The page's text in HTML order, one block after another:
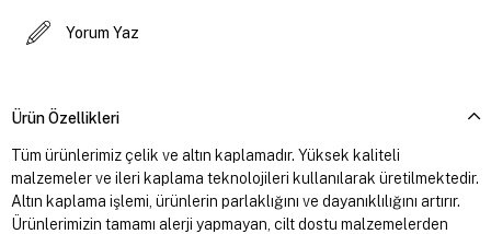
Yorum Yaz
Ürün Özellikleri
Tüm ürünlerimiz çelik ve altın kaplamadır. Yüksek kaliteli
malzemeler ve ileri kaplama teknolojileri kullanılarak üretilmektedir.
Altın kaplama işlemi, ürünlerin parlaklığını ve dayanıklılığını artırır.
Ürünlerimizin tamamı alerji yapmayan, cilt dostu malzemelerden